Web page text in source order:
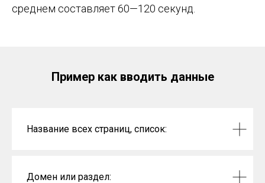
среднем составляет 60—120 секунд.
Пример как вводить данные
Название всех страниц, список:
Домен или раздел: